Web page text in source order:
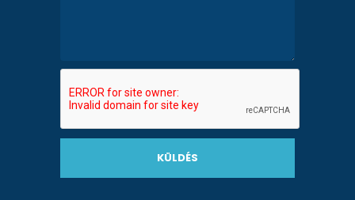
KÜLDÉS